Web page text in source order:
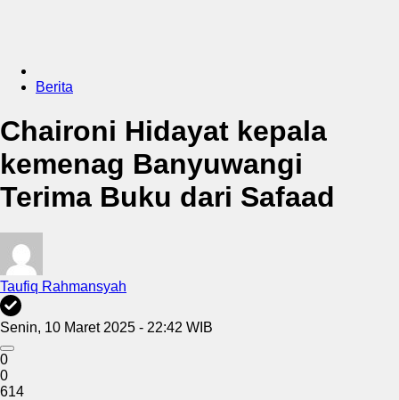
Berita
Chaironi Hidayat kepala
kemenag Banyuwangi
Terima Buku dari Safaad
Taufiq Rahmansyah
Senin, 10 Maret 2025 - 22:42 WIB
0
0
614